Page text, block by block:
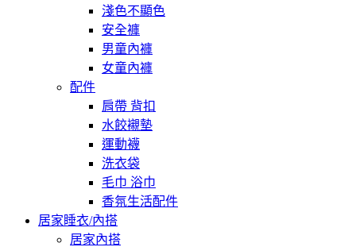
淺色不顯色
安全褲
男童內褲
女童內褲
配件
肩帶 背扣
水餃襯墊
運動襪
洗衣袋
毛巾 浴巾
香氛生活配件
居家睡衣/內搭
居家內搭